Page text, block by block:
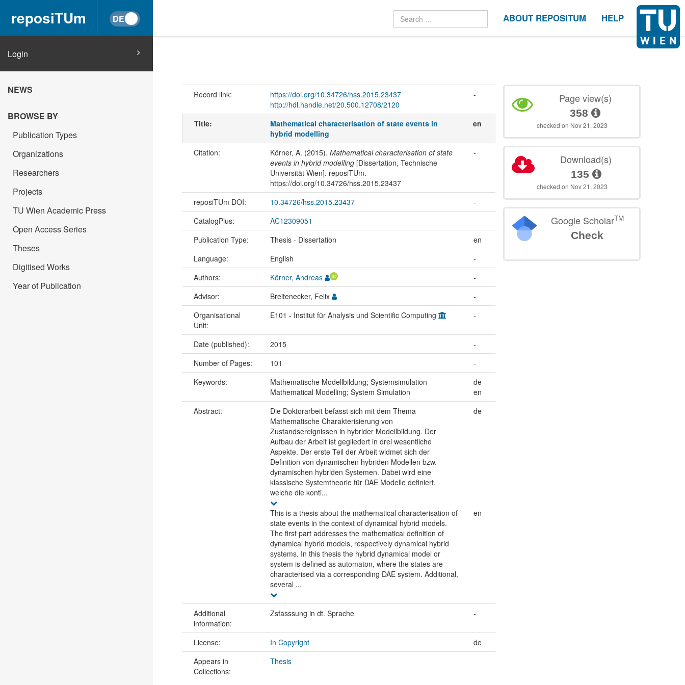
reposiTUm ABOUT REPOSITUM HELP
Login
NEWS
BROWSE BY
Publication Types
Organizations
Researchers
Projects
TU Wien Academic Press
Open Access Series
Theses
Digitised Works
Year of Publication
Record link:
https://doi.org/10.34726/hss.2015.23437
http://hdl.handle.net/20.500.12708/2120
-
Title:
Mathematical characterisation of state events in
hybrid modelling
en
Citation: Körner, A. (2015). Mathematical characterisation of state
events in hybrid modelling[Dissertation, Technische
Universität Wien]. reposiTUm.
https://doi.org/10.34726/hss.2015.23437
-
reposiTUm DOI: 10.34726/hss.2015.23437
-
CatalogPlus:
AC12309051
-
Publication Type:
Thesis - Dissertation
en
Language:
English
-
Authors:
Körner, Andreas
-
Advisor:
Breitenecker, Felix
-
Organisational
Unit:
E101 - Institut für Analysis und Scientific Computing -
Date (published): 2015
-
Number of Pages:
101
-
Keywords:
Mathematische Modellbildung; Systemsimulation
de
Mathematical Modelling; System Simulation
en
Abstract:
Die Doktorarbeit befasst sich mit dem Thema
Mathematische Charakterisierung von
Zustandsereignissen in hybrider Modellbildung. Der
Aufbau der Arbeit ist gegliedert in drei wesentliche
Aspekte. Der erste Teil der Arbeit widmet sich der
Definition von dynamischen hybriden Modellen bzw.
dynamischen hybriden Systemen. Dabei wird eine
klassische Systemtheorie für DAE Modelle definiert,
welche die konti...
de
This is a thesis about the mathematical characterisation of
state events in the context of dynamical hybrid models.
The first part addresses the mathematical definition of
dynamical hybrid models, respectively dynamical hybrid
systems. In this thesis the hybrid dynamical model or
system is defined as automaton, where the states are
characterised via a corresponding DAE system. Additional,
several ...
en
Additional
information:
Zsfasssung in dt. Sprache -
License: In Copyright
de
Appears in
Collections:
Thesis
Page view(s)
358
checked on Nov 21, 2023
Download(s)
135
checked on Nov 21, 2023
Google ScholarTM
Check